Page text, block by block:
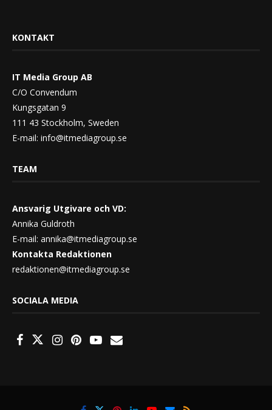
KONTAKT
IT Media Group AB
C/O Convendum
Kungsgatan 9
111 43 Stockholm, Sweden
E-mail: info@itmediagroup.se
TEAM
Ansvarig Utgivare och VD:
Annika Guldroth
E-mail: annika@itmediagroup.se
Kontakta Redaktionen
redaktionen@itmediagroup.se
SOCIALA MEDIA